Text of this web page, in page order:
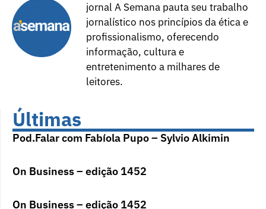
jornal A Semana pauta seu trabalho
jornalístico nos princípios da ética e
profissionalismo, oferecendo
informação, cultura e
entretenimento a milhares de
leitores.
Últimas
Pod.Falar com Fabíola Pupo – Sylvio Alkimin
On Business – edição 1452
On Business – edição 1452